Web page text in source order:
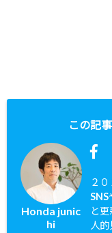
この記
Honda junic
hi
２
SNS
と
人